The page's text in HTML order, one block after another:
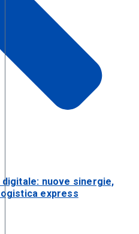
nuove sinergie,
express